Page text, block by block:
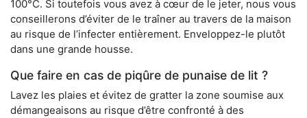
100°C. Si toutefois vous avez à cœur de le jeter, nous vous
conseillerons d’éviter de le traîner au travers de la maison
au risque de l’infecter entièrement. Enveloppez-le plutôt
dans une grande housse.
Que faire en cas de piqûre de punaise de lit ?
Lavez les plaies et évitez de gratter la zone soumise aux
démangeaisons au risque d’être confronté à des